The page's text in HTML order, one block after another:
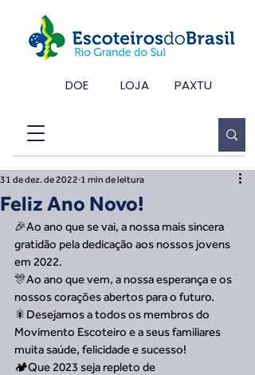
DOE LOJA PAXTU
Feliz Ano Novo!
31 de dez. de 2022 1 min de leitura
🎉Ao ano que se vai, a nossa mais sincera
gratidão pela dedicação aos nossos jovens
em 2022.
🎊Ao ano que vem, a nossa esperança e os
nossos corações abertos para o futuro.
🎇Desejamos a todos os membros do
Movimento Escoteiro e a seus familiares
muita saúde, felicidade e sucesso!
🏕️Que 2023 seja repleto de